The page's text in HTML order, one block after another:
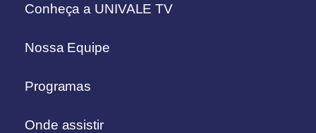
Conheça a UNIVALE TV
Nossa Equipe
Programas
Onde assistir